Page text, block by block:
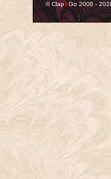
© Clap&Go 2006 -